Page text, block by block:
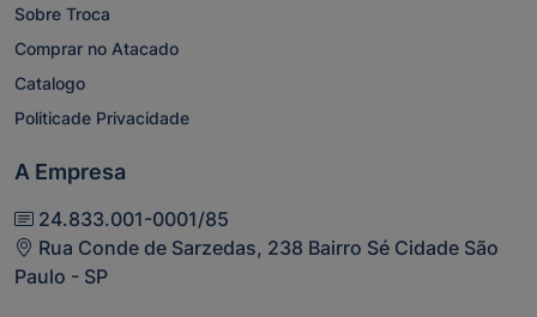
Sobre Troca
Comprar no Atacado
Catalogo
Politicade Privacidade
A Empresa
24.833.001-0001/85
Rua Conde de Sarzedas, 238 Bairro Sé Cidade São
Paulo - SP